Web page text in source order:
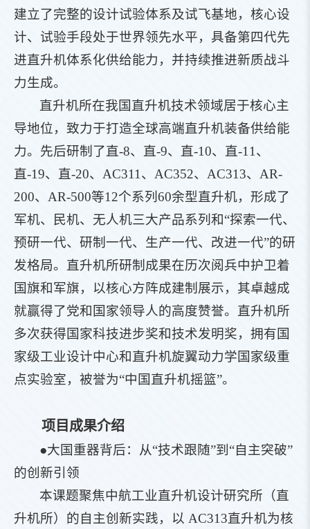
建立了完整的设计试验体系及试飞基地，核心设
计、试验手段处于世界领先水平，具备第四代先
进直升机体系化供给能力，并持续推进新质战斗
力生成。
直升机所在我国直升机技术领域居于核心主
导地位，致力于打造全球高端直升机装备供给能
力。先后研制了直-8、直-9、直-10、直-11、
直-19、直-20、AC311、AC352、AC313、AR-
200、AR-500等12个系列60余型直升机，形成了
军机、民机、无人机三大产品系列和“探索一代、
预研一代、研制一代、生产一代、改进一代”的研
发格局。直升机所研制成果在历次阅兵中护卫着
国旗和军旗，以核心方阵成建制展示，其卓越成
就赢得了党和国家领导人的高度赞誉。直升机所
多次获得国家科技进步奖和技术发明奖，拥有国
家级工业设计中心和直升机旋翼动力学国家级重
点实验室，被誉为“中国直升机摇篮”。
项目成果介绍
●大国重器背后：从“技术跟随”到“自主突破”
的创新引领
本课题聚焦中航工业直升机设计研究所（直
升机所）的自主创新实践，以 AC313直升机为核